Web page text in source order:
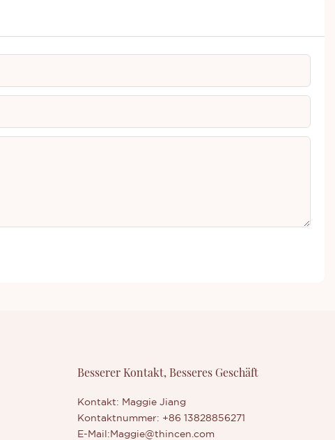
Besserer Kontakt, Besseres Geschäft
Kontakt: Maggie Jiang
Kontaktnummer: +86 13828856271
E-Mail: Maggie@thincen.com